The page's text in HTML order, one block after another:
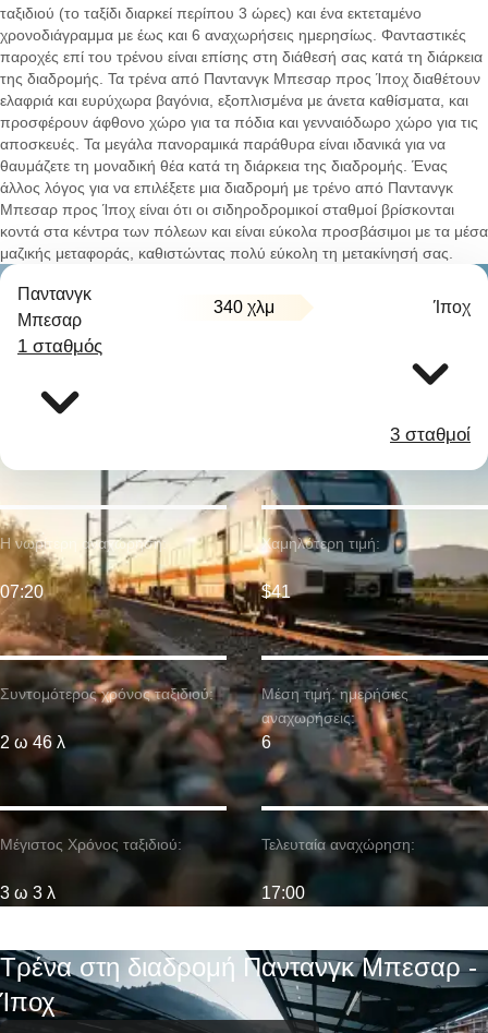
ταξιδιού (το ταξίδι διαρκεί περίπου 3 ώρες) και ένα εκτεταμένο
χρονοδιάγραμμα με έως και 6 αναχωρήσεις ημερησίως. Φανταστικές
παροχές επί του τρένου είναι επίσης στη διάθεσή σας κατά τη διάρκεια
της διαδρομής. Τα τρένα από Παντανγκ Μπεσαρ προς Ίποχ διαθέτουν
ελαφριά και ευρύχωρα βαγόνια, εξοπλισμένα με άνετα καθίσματα, και
προσφέρουν άφθονο χώρο για τα πόδια και γενναιόδωρο χώρο για τις
αποσκευές. Τα μεγάλα πανοραμικά παράθυρα είναι ιδανικά για να
θαυμάζετε τη μοναδική θέα κατά τη διάρκεια της διαδρομής. Ένας
άλλος λόγος για να επιλέξετε μια διαδρομή με τρένο από Παντανγκ
Μπεσαρ προς Ίποχ είναι ότι οι σιδηροδρομικοί σταθμοί βρίσκονται
κοντά στα κέντρα των πόλεων και είναι εύκολα προσβάσιμοι με τα μέσα
μαζικής μεταφοράς, καθιστώντας πολύ εύκολη τη μετακίνησή σας.
Παντανγκ
Μπεσαρ
340 χλμ Ίποχ
1 σταθμός
3 σταθμοί
Συντομότερος χρόνος ταξιδιού:
2 ω 46 λ
Η νωρίτερη αναχώρηση:
07:20
Μέγιστος Χρόνος ταξιδιού:
3 ω 3 λ
Χαμηλότερη τιμή:
$41
Μέση τιμή. ημερήσιες
αναχωρήσεις:
6
Τελευταία αναχώρηση:
17:00
Τρένα στη διαδρομή Παντανγκ Μπεσαρ -
Ίποχ